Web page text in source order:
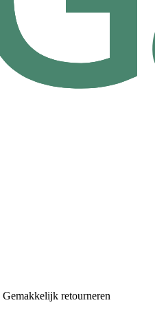
Gemakkelijk retourneren